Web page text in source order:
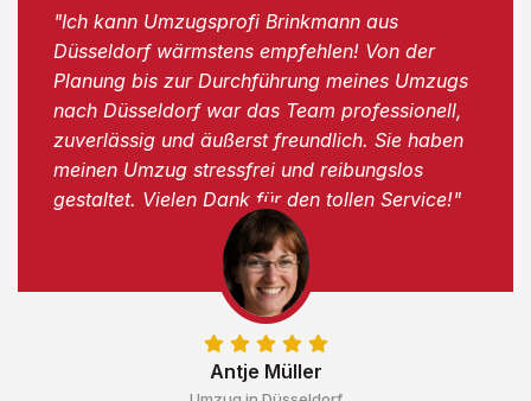
Antje Müller
"Ich kann Umzugsprofi Brinkmann aus
Düsseldorf wärmstens empfehlen! Von der
Planung bis zur Durchführung meines Umzugs
nach Düsseldorf war das Team professionell,
zuverlässig und äußerst freundlich. Sie haben
meinen Umzug stressfrei und reibungslos
gestaltet. Vielen Dank für den tollen Service!"